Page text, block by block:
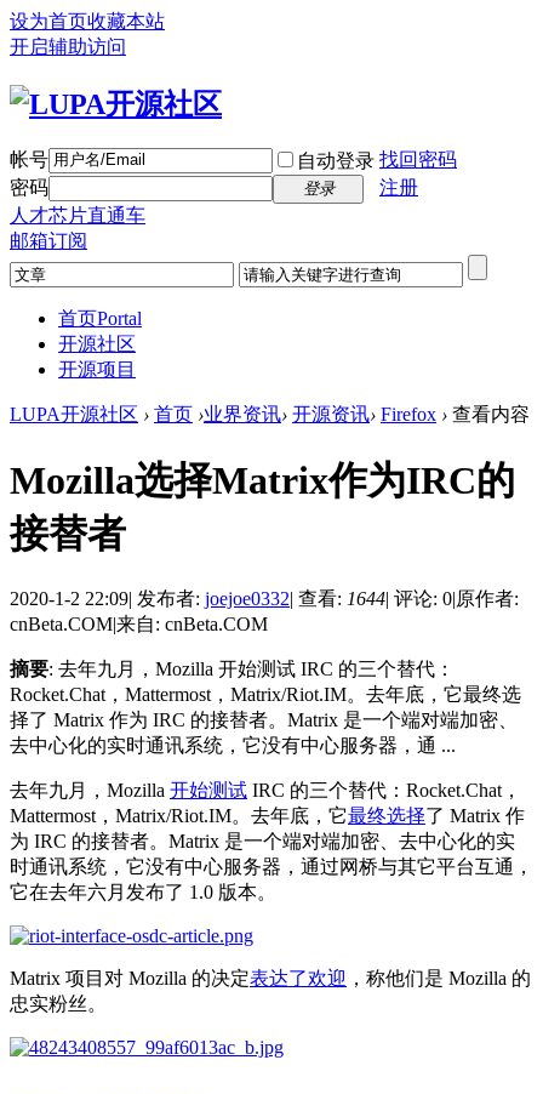
设为首页收藏本站
开启辅助访问
帐号 自动登录 找回密码
密码
登录
注册
人才芯片直通车
邮箱订阅
首页Portal
开源社区
开源项目
LUPA开源社区 › 首页 ›业界资讯› 开源资讯› Firefox › 查看内容
Mozilla选择Matrix作为IRC的
接替者
2020-1-2 22:09| 发布者: joejoe0332| 查看: 1644| 评论: 0|原作者:
cnBeta.COM|来自: cnBeta.COM
摘要: 去年九月，Mozilla 开始测试 IRC 的三个替代：
Rocket.Chat，Mattermost，Matrix/Riot.IM。去年底，它最终选
择了 Matrix 作为 IRC 的接替者。Matrix 是一个端对端加密、
去中心化的实时通讯系统，它没有中心服务器，通 ...
去年九月，Mozilla 开始测试 IRC 的三个替代：Rocket.Chat，
Mattermost，Matrix/Riot.IM。去年底，它最终选择了 Matrix 作
为 IRC 的接替者。Matrix 是一个端对端加密、去中心化的实
时通讯系统，它没有中心服务器，通过网桥与其它平台互通，
它在去年六月发布了 1.0 版本。
Matrix 项目对 Mozilla 的决定表达了欢迎 ，称他们是 Mozilla 的
忠实粉丝。